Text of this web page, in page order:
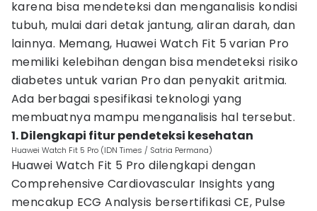
karena bisa mendeteksi dan menganalisis kondisi
tubuh, mulai dari detak jantung, aliran darah, dan
lainnya. Memang, Huawei Watch Fit 5 varian Pro
memiliki kelebihan dengan bisa mendeteksi risiko
diabetes untuk varian Pro dan penyakit aritmia.
Ada berbagai spesifikasi teknologi yang
membuatnya mampu menganalisis hal tersebut.
1. Dilengkapi fitur pendeteksi kesehatan
Huawei Watch Fit 5 Pro (IDN Times / Satria Permana)
Huawei Watch Fit 5 Pro dilengkapi dengan
Comprehensive Cardiovascular Insights yang
mencakup ECG Analysis bersertifikasi CE, Pulse